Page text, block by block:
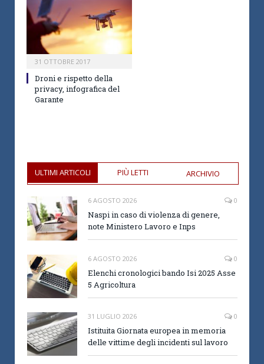
31 OTTOBRE 2017
Droni e rispetto della
privacy, infografica del
Garante
ULTIMI ARTICOLI PIÙ LETTI ARCHIVIO
6 AGOSTO 2026 0
Naspi in caso di violenza di genere,
note Ministero Lavoro e Inps
6 AGOSTO 2026 0
Elenchi cronologici bando Isi 2025 Asse
5 Agricoltura
31 LUGLIO 2026 0
Istituita Giornata europea in memoria
delle vittime degli incidenti sul lavoro